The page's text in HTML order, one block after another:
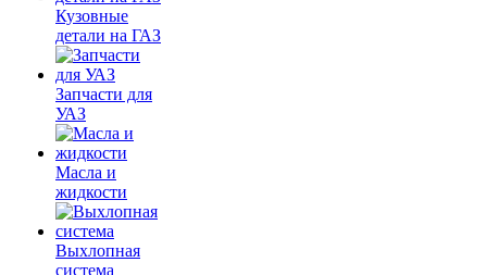
Кузовные
детали на ГАЗ
Запчасти для
УАЗ
Масла и
жидкости
Выхлопная
система